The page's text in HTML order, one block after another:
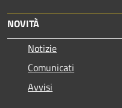
NOVITÀ
Notizie
Comunicati
Avvisi